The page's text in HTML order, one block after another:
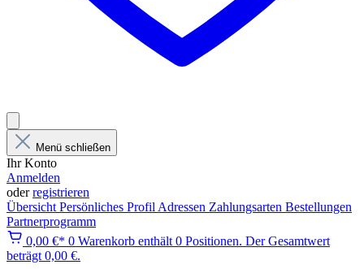
Menü schließen
Ihr Konto
Anmelden
oderregistrieren
Übersicht Persönliches Profil Adressen Zahlungsarten Bestellungen
Partnerprogramm
0,00 €* 0 Warenkorb enthält 0 Positionen. Der Gesamtwert
beträgt 0,00 €.